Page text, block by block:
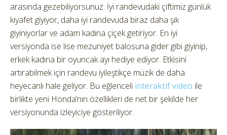
arasında gezebiliyorsunuz. İyi randevudaki çiftimiz günlük
kıyafet giyiyor, daha iyi randevuda biraz daha şık
giyiniyorlar ve adam kadına çiçek getiriyor. En iyi
versiyonda ise lise mezuniyet balosuna gider gibi giyinip,
erkek kadına bir oyuncak ayı hediye ediyor. Etkisini
artırabilmek için randevu iyileştikçe müzik de daha
heyecanlı hale geliyor. Bu eğlenceli interaktif video ile
birlikte yeni Honda’nın özellikleri de net bir şekilde her
versiyonunda izleyiciye gösteriliyor.